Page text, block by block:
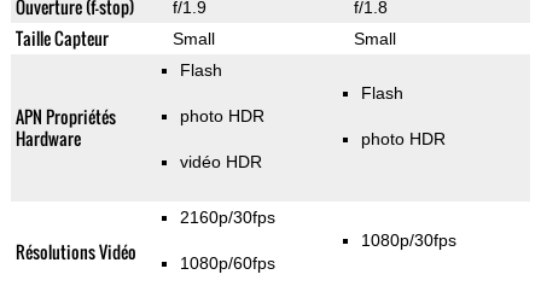
Ouverture (f-stop) f/1.9 f/1.8
Taille Capteur Small Small
APN Propriétés
Hardware
Flash
photo HDR
vidéo HDR
Flash
photo HDR
Résolutions Vidéo
2160p/30fps
1080p/60fps
1080p/30fps